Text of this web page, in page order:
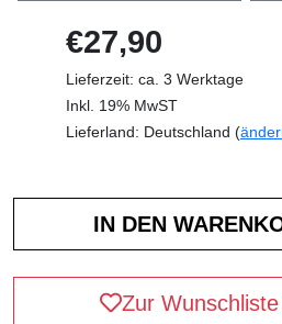
€27,90
Lieferzeit: ca. 3 Werktage
Inkl. 19% MwST
Lieferland: Deutschland (
Zur